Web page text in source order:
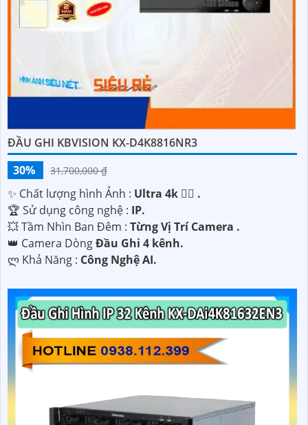
ĐẦU GHI KBVISION KX-D4K8816NR3
30%
31,700,000 ₫
✨ Chất lượng hình Ảnh : Ultra 4k 👍🏾 .
🏆 Sử dụng công nghệ : IP.
💥 Tầm Nhìn Ban Đêm : Từng Vị Trí Camera .
👑 Camera DòngĐầu Ghi 4 kênh.
️ლ Khả Năng : Công Nghệ AI.